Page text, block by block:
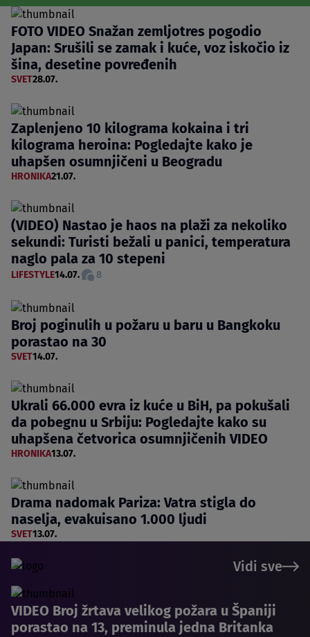
FOTO VIDEO Snažan zemljotres pogodio
Japan: Srušili se zamak i kuće, voz iskočio iz
šina, desetine povređenih
SVET28.07.
Zaplenjeno 10 kilograma kokaina i tri
kilograma heroina: Pogledajte kako je
uhapšen osumnjičeni u Beogradu
HRONIKA21.07.
(VIDEO) Nastao je haos na plaži za nekoliko
sekundi: Turisti bežali u panici, temperatura
naglo pala za 10 stepeni
LIFESTYLE14.07. 8
Broj poginulih u požaru u baru u Bangkoku
porastao na 30
SVET14.07.
Ukrali 66.000 evra iz kuće u BiH, pa pokušali
da pobegnu u Srbiju: Pogledajte kako su
uhapšena četvorica osumnjičenih VIDEO
HRONIKA13.07.
Drama nadomak Pariza: Vatra stigla do
naselja, evakuisano 1.000 ljudi
SVET13.07.
Vidi sve
VIDEO Broj žrtava velikog požara u Španiji
porastao na 13, preminula jedna Britanka